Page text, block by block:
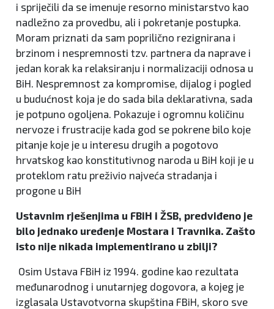
i spriječili da se imenuje resorno ministarstvo kao
nadležno za provedbu, ali i pokretanje postupka.
Moram priznati da sam poprilično rezignirana i
brzinom i nespremnosti tzv. partnera da naprave i
jedan korak ka relaksiranju i normalizaciji odnosa u
BiH. Nespremnost za kompromise, dijalog i pogled
u budućnost koja je do sada bila deklarativna, sada
je potpuno ogoljena. Pokazuje i ogromnu količinu
nervoze i frustracije kada god se pokrene bilo koje
pitanje koje je u interesu drugih a pogotovo
hrvatskog kao konstitutivnog naroda u BiH koji je u
proteklom ratu preživio najveća stradanja i
progone u BiH
Ustavnim rješenjima u FBiH i ŽSB, predviđeno je
bilo jednako uređenje Mostara i Travnika. Zašto
isto nije nikada implementirano u zbilji?
Osim Ustava FBiH iz 1994. godine kao rezultata
međunarodnog i unutarnjeg dogovora, a kojeg je
izglasala Ustavotvorna skupština FBiH, skoro sve